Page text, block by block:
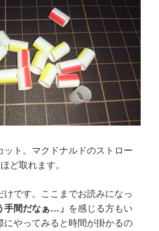
ット。マクドナルドのストロー
ど取れます。
です。ここまでお読みになっ
手間だなぁ…」 を感じる方もい
にやってみると時間が掛かるの